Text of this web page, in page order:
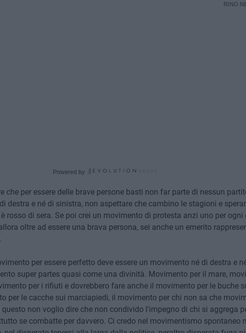
RINO
Powered by
che per essere delle brave persone basti non far parte di nessun
destra e né di sinistra, non aspettare che cambino le stagioni e
rosso di sera. Se poi crei un movimento di protesta anzi uno per ogni
oltre ad essere una brava persona, sei anche un emerito
per essere perfetto deve essere un movimento né di destra e
super partes quasi come una divinità. Movimento per il mare,
per i rifiuti e dovrebbero fare anche il movimento per le buche
per le cacche sui marciapiedi, il movimento per chi non sa che
questo non voglio dire che non condivido l'impegno di chi si aggrega
se combatte per davvero. Ci credo nel movimentismo spontaneo